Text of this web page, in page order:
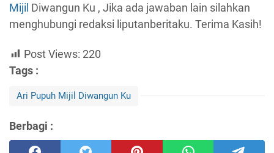
Mijil Diwangun Ku , Jika ada jawaban lain silahkan
menghubungi redaksi liputanberitaku. Terima Kasih!
Post Views: 220
Tags :
Ari Pupuh Mijil Diwangun Ku
Berbagi :